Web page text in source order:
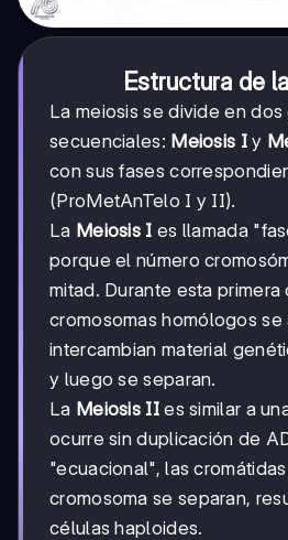
Estructura de
La meiosis se divide en
secuenciales: Meiosis Iy
con sus fases
(ProMetAnTelo I y II).
La Meiosis I es llamada
porque el número
mitad. Durante esta primera
cromosomas homólogos se
intercambian material
y luego se separan.
La Meiosis IIes similar a
ocurre sin duplicación de
"ecuacional", las
cromosoma se separan,
células haploides.